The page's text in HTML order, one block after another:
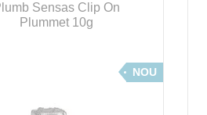
Sensas Clip On
Plummet 10g
NOU